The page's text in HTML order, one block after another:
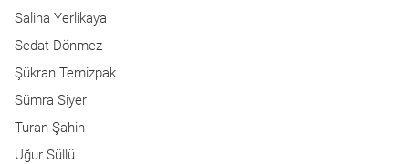
Saliha Yerlikaya
Sedat Dönmez
Şükran Temizpak
Sümra Siyer
Turan Şahin
Uğur Süllü